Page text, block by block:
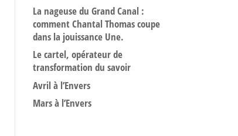
La nageuse du Grand Canal :
comment Chantal Thomas coupe
dans la jouissance Une.
Le cartel, opérateur de
transformation du savoir
Avril à l’Envers
Mars à l’Envers